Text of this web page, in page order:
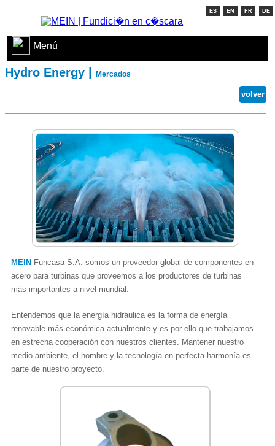
DE
FR
EN
ES
Menú
Hydro Energy | Mercados
volver
MEIN Funcasa S.A. somos un proveedor global de componentes en
acero para turbinas que proveemos a los productores de turbinas
más importantes a nivel mundial.
Entendemos que la energía hidráulica es la forma de energía
renovable más económica actualmente y es por ello que trabajamos
en estrecha cooperación con nuestros clientes. Mantener nuestro
medio ambiente, el hombre y la tecnología en perfecta harmonía es
parte de nuestro proyecto.